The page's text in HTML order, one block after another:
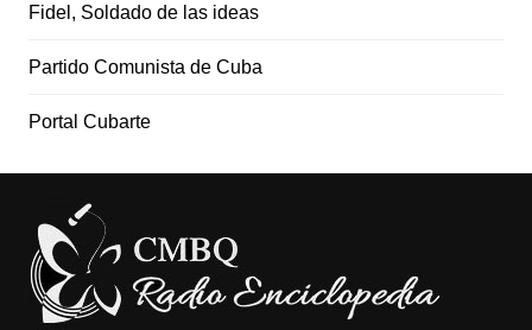
Fidel, Soldado de las ideas
Partido Comunista de Cuba
Portal Cubarte